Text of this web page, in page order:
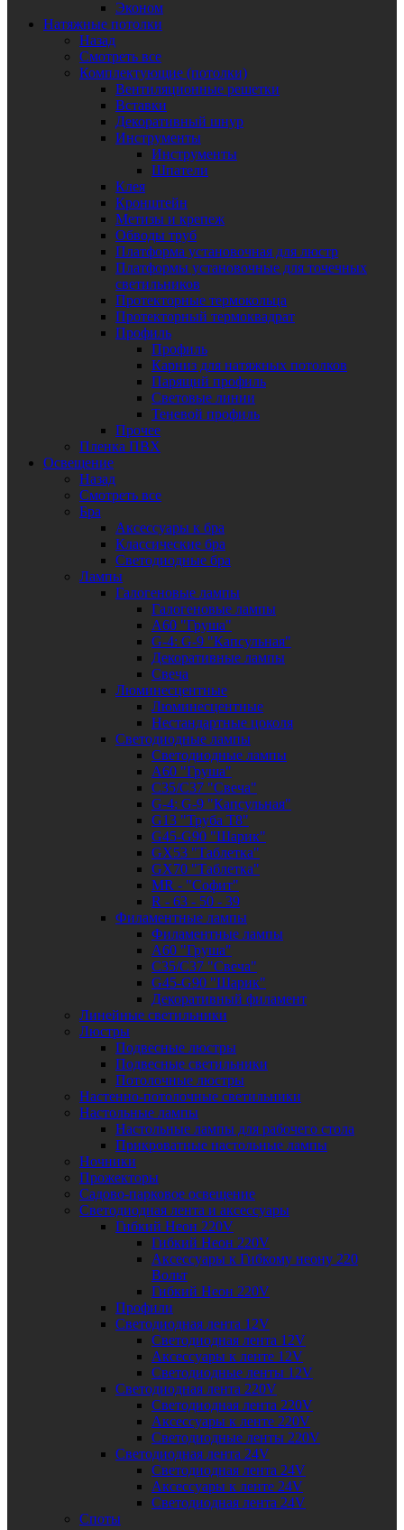
Эконом
Натяжные потолки
Назад
Смотреть все
Комплектующие (потолки)
Вентиляционные решетки
Вставки
Декоративный шнур
Инструменты
Инструменты
Шпатели
Клея
Кронштейн
Метизы и крепеж
Обводы труб
Платформа установочная для люстр
Платформы установочные для точечных
светильников
Протекторные термокольца
Протекторный термоквадрат
Профиль
Профиль
Карниз для натяжных потолков
Парящий профиль
Световые линии
Теневой профиль
Прочее
Пленка ПВХ
Освещение
Назад
Смотреть все
Бра
Аксессуары к бра
Классические бра
Светодиодные бра
Лампы
Галогеновые лампы
Галогеновые лампы
A60 "Груша"
G-4: G-9 "Капсульная"
Декоративные лампы
Свеча
Люминесцентные
Люминесцентные
Нестандартные цоколя
Светодиодные лампы
Светодиодные лампы
A60 "Груша"
C35/C37 "Свеча"
G-4: G-9 "Капсульная"
G13 "Труба Т8"
G45-G90 "Шарик"
GX53 "Таблетка"
GX70 "Таблетка"
MR - "Софит"
R - 63 - 50 - 39
Филаментные лампы
Филаментные лампы
A60 "Груша"
C35/C37 "Свеча"
G45-G90 "Шарик"
Декоративный филамент
Линейные светильники
Люстры
Подвесные люстры
Подвесные светильники
Потолочные люстры
Настенно-потолочные светильники
Настольные лампы
Настольные лампы для рабочего стола
Прикроватные настольные лампы
Ночники
Прожекторы
Садово-парковое освещение
Светодиодная лента и аксессуары
Гибкий Неон 220V
Гибкий Неон 220V
Аксессуары к Гибкому неону 220
Вольт
Гибкий Неон 220V
Профили
Светодиодная лента 12V
Светодиодная лента 12V
Аксессуары к ленте 12V
Светодиодные ленты 12V
Светодиодная лента 220V
Светодиодная лента 220V
Аксессуары к ленте 220V
Светодиодные ленты 220V
Светодиодная лента 24V
Светодиодная лента 24V
Аксессуары к ленте 24V
Светодиодная лента 24V
Споты